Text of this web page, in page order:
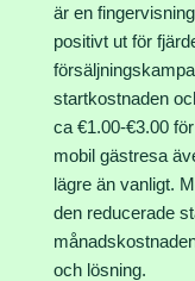
är en
positivt ut för
startkostnaden
ca €1.00-€3.00
mobil gästresa
lägre än vanligt.
den reducerade
och lösning.